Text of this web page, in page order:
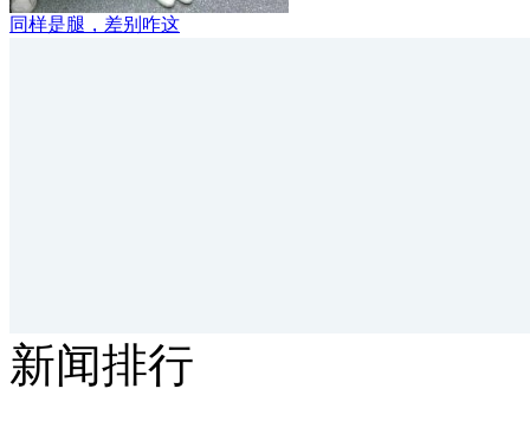
同样是腿，差别咋这
新闻排行